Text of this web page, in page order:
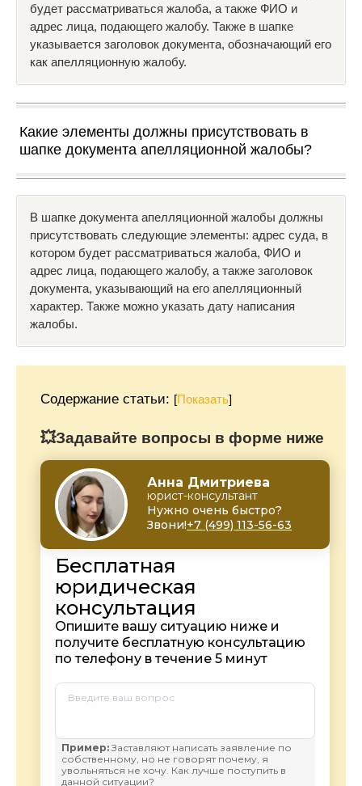
будет рассматриваться жалоба, а также ФИО и
адрес лица, подающего жалобу. Также в шапке
указывается заголовок документа, обозначающий его
как апелляционную жалобу.
Какие элементы должны присутствовать в
шапке документа апелляционной жалобы?
В шапке документа апелляционной жалобы должны
присутствовать следующие элементы: адрес суда, в
котором будет рассматриваться жалоба, ФИО и
адрес лица, подающего жалобу, а также заголовок
документа, указывающий на его апелляционный
характер. Также можно указать дату написания
жалобы.
Содержание статьи: [Показать]
💥Задавайте вопросы в форме ниже